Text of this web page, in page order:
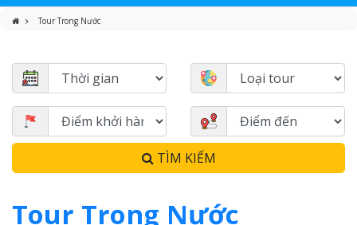
Tour Trong Nước
TÌM KIẾM
Tour Trong Nước